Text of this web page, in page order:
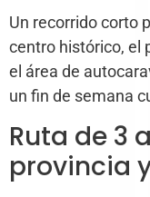
Un recorrido corto
centro histórico, el
el área de
un fin de semana
Ruta de 3
provincia